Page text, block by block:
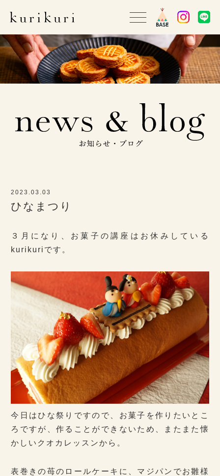
2023.03.03
ひなまつり
３月になり、お菓子の講座はお休みしている
kurikuriです。
今日はひな祭りですので、お菓子を作りたいとこ
ろですが、作ることができないため、またまた懐
かしいクオカレッスンから。
表巻きの苺のロールケーキに、マジパンでお雛様